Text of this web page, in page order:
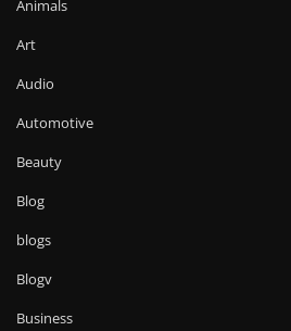
Animals
Art
Audio
Automotive
Beauty
Blog
blogs
Blogv
Business